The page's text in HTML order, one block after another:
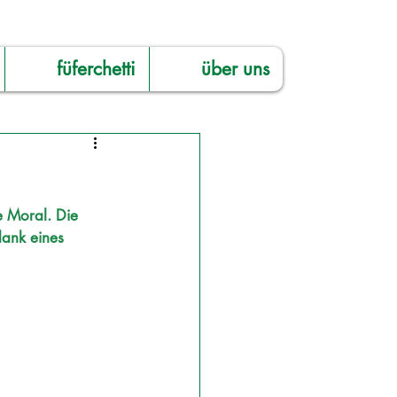
füferchetti über uns
Moral. Die
eines